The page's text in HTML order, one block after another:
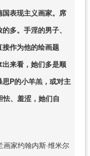
表现主义画家。席
多。手淫的男子、
作为他的绘画题
来看，她们多是顺
P的小羊羔，或对主
、羞涩，她们自
画家约翰内斯·维米尔